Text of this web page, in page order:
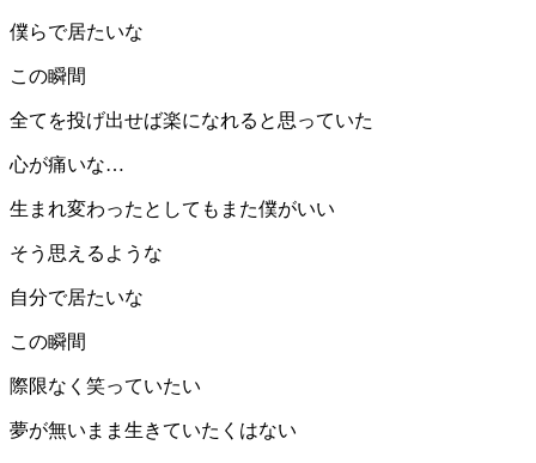
僕らで居たいな
この瞬間
全てを投げ出せば楽になれると思っていた
心が痛いな…
生まれ変わったとしてもまた僕がいい
そう思えるような
自分で居たいな
この瞬間
際限なく笑っていたい
夢が無いまま生きていたくはない